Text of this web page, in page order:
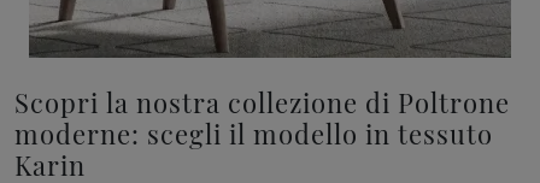
Scopri la nostra collezione di Poltrone
moderne: scegli il modello in tessuto
Karin